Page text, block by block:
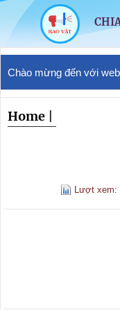
Chào mừng đến với
Home
Lượt xem: